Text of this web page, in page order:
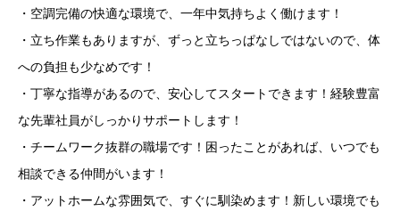
・空調完備の快適な環境で、一年中気持ちよく働けます！
・立ち作業もありますが、ずっと立ちっぱなしではないので、体
への負担も少なめです！
・丁寧な指導があるので、安心してスタートできます！経験豊富
な先輩社員がしっかりサポートします！
・チームワーク抜群の職場です！困ったことがあれば、いつでも
相談できる仲間がいます！
・アットホームな雰囲気で、すぐに馴染めます！新しい環境でも